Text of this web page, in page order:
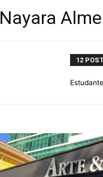
Nayara
12